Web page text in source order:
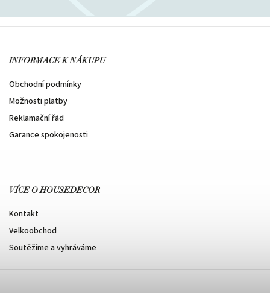
INFORMACE K NÁKUPU
Obchodní podmínky
Možnosti platby
Reklamační řád
Garance spokojenosti
VÍCE O HOUSEDECOR
Kontakt
Velkoobchod
Soutěžíme a vyhráváme